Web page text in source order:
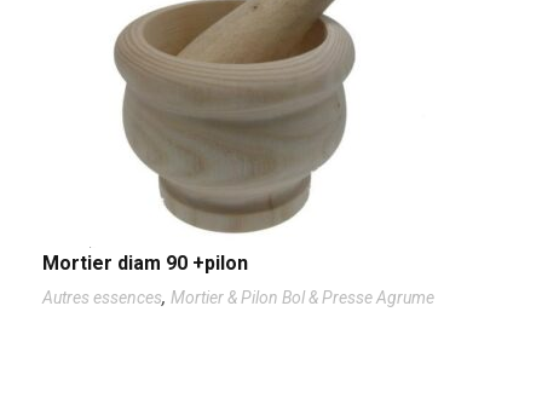
Mortier diam 90 +pilon
Autres essences, Mortier & Pilon Bol & Presse Agrume